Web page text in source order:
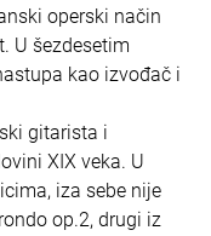
operski način
U šezdesetim
kao izvođač i
gitarista i
XIX veka. U
iza sebe nije
op.2, drugi iz